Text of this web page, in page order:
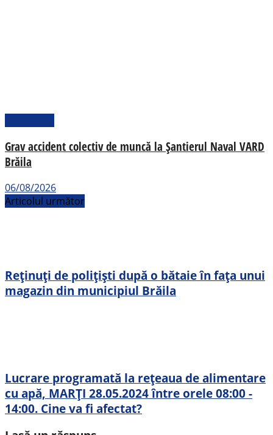
Grav accident colectiv de muncă la Șantierul Naval VARD
Brăila
06/08/2026
Articolul următor
Reținuți de polițiști după o bătaie în fața unui
magazin din municipiul Brăila
Lucrare programată la rețeaua de alimentare
cu apă, MARȚI 28.05.2024 între orele 08:00 -
14:00. Cine va fi afectat?